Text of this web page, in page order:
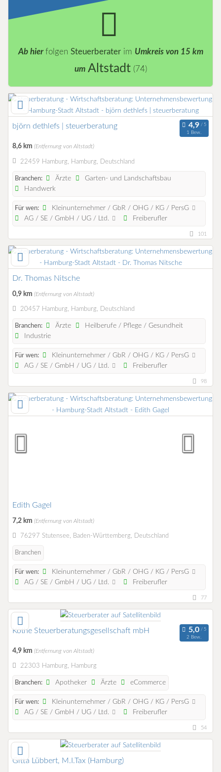
Ab hierfolgen Steuerberaterim Umkreis von 15 km
um Altstadt (74)
björn dethlefs | steuerberatung
1 Bew.
8,6 km (Entfernung von Altstadt)
22459 Hamburg, Hamburg, Deutschland
Branchen: Ärzte
Garten- und Landschaftsbau
Handwerk
Für wen:
Kleinunternehmer / GbR / OHG / KG / PersG
AG / SE / GmbH / UG / Ltd.
Freiberufler
101
Dr. Thomas Nitsche
0,9 km (Entfernung von Altstadt)
20457 Hamburg, Hamburg, Deutschland
Branchen: Ärzte
Heilberufe / Pflege / Gesundheit
Industrie
Für wen:
Kleinunternehmer / GbR / OHG / KG / PersG
AG / SE / GmbH / UG / Ltd.
Freiberufler
98
Edith Gagel
7,2 km (Entfernung von Altstadt)
76297 Stutensee, Baden-Württemberg, Deutschland
Branchen
Für wen:
Kleinunternehmer / GbR / OHG / KG / PersG
AG / SE / GmbH / UG / Ltd.
Freiberufler
77
Köthe Steuerberatungsgesellschaft mbH
2 Bew.
4,9 km (Entfernung von Altstadt)
22303 Hamburg, Hamburg
Branchen: Apotheker Ärzte eCommerce
Für wen:
Kleinunternehmer / GbR / OHG / KG / PersG
AG / SE / GmbH / UG / Ltd.
Freiberufler
54
Gitta Lübbert, M.I.Tax (Hamburg)